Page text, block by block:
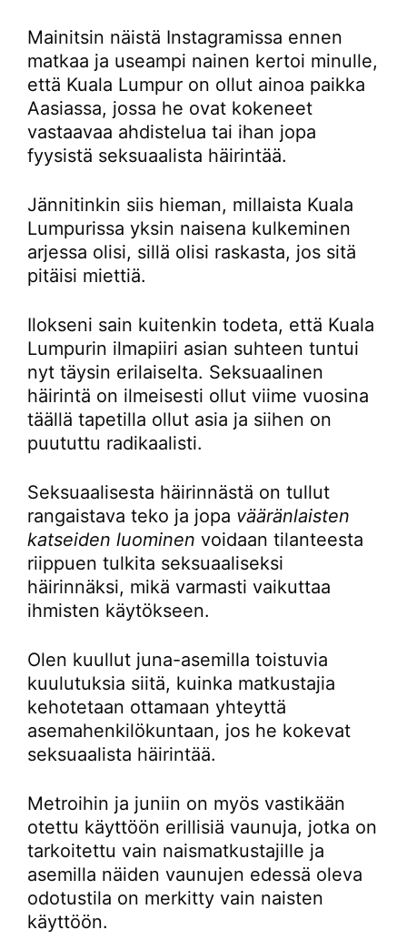
Mainitsin näistä Instagramissa ennen
matkaa ja useampi nainen kertoi minulle,
että Kuala Lumpur on ollut ainoa paikka
Aasiassa, jossa he ovat kokeneet
vastaavaa ahdistelua tai ihan jopa
fyysistä seksuaalista häirintää.
Jännitinkin siis hieman, millaista Kuala
Lumpurissa yksin naisena kulkeminen
arjessa olisi, sillä olisi raskasta, jos sitä
pitäisi miettiä.
Ilokseni sain kuitenkin todeta, että Kuala
Lumpurin ilmapiiri asian suhteen tuntui
nyt täysin erilaiselta. Seksuaalinen
häirintä on ilmeisesti ollut viime vuosina
täällä tapetilla ollut asia ja siihen on
puututtu radikaalisti.
Seksuaalisesta häirinnästä on tullut
rangaistava teko ja jopa vääränlaisten
katseiden luominen voidaan tilanteesta
riippuen tulkita seksuaaliseksi
häirinnäksi, mikä varmasti vaikuttaa
ihmisten käytökseen.
Olen kuullut juna-asemilla toistuvia
kuulutuksia siitä, kuinka matkustajia
kehotetaan ottamaan yhteyttä
asemahenkilökuntaan, jos he kokevat
seksuaalista häirintää.
Metroihin ja juniin on myös vastikään
otettu käyttöön erillisiä vaunuja, jotka on
tarkoitettu vain naismatkustajille ja
asemilla näiden vaunujen edessä oleva
odotustila on merkitty vain naisten
käyttöön.